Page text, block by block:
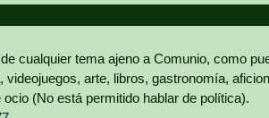
cualquier tema ajeno a Comunio, como
videojuegos, arte, libros, gastronomía,
ocio (No está permitido hablar de política).